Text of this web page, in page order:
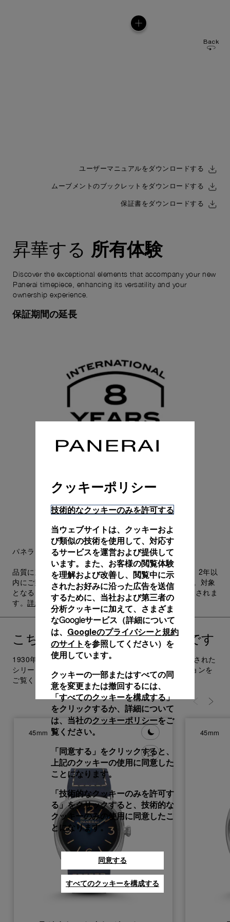
Back
ユーザーマニュアルをダウンロードする
ムーブメントのブックレットをダウンロードする
保証書をダウンロードする
昇華する 所有体験
Discover the exceptional elements that accompany your new
Panerai timepiece, enhancing its versatility and your
ownership experience.
保証期間の延長
パネライの名は、耐久性と精度の代名詞です。
品質に対するパネライのこだわりが形になったものが、2年以
内にご購入された腕時計に利用できるPam.Guardです。対象
となるウォッチには、最長6年間の国際限定保証が適用されま
す。 詳細を見る
こちらのRadiomirもおすすめです
1930年代にイタリア海軍部隊への追加供給として製作された
シリーズ、パネライ ラジオミール ウォッチ コレクションを
ご覧ください。Panerai.comへ。
45mm 45mm
クッキーポリシー
技術的なクッキーのみを許可する
当ウェブサイトは、クッキーおよ
び類似の技術を使用して、対応す
るサービスを運営および提供して
います。また、お客様の閲覧体験
を理解および改善し、閲覧中に示
されたお好みに沿った広告を送信
するために、当社および第三者の
分析クッキーに加えて、さまざま
なGoogleサービス（詳細について
は、 Googleのプライバシーと規約
のサイト を参照してください）を
使用しています。
クッキーの一部またはすべての同
意を変更または撤回するには、
「すべてのクッキーを構成する」
をクリックするか、詳細について
は、当社のクッキーポリシーをご
覧ください。
「同意する」をクリックすると、
上記のクッキーの使用に同意した
ことになります。
「技術的なクッキーのみを許可す
る」をクリックすると、技術的な
クッキーのみの使用に同意したこ
とになります。
同意する
すべてのクッキーを構成する